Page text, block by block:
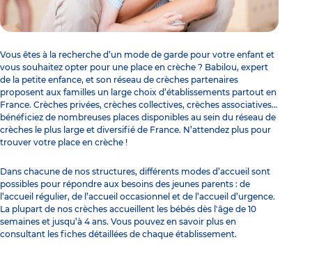
Vous êtes à la recherche d’un mode de garde pour votre enfant et
vous souhaitez opter pour une place en crèche ? Babilou, expert
de la petite enfance, et son réseau de crèches partenaires
proposent aux familles un large choix d’établissements partout en
France. Crèches privées, crèches collectives, crèches associatives…
bénéficiez de nombreuses places disponibles au sein du réseau de
crèches le plus large et diversifié de France. N’attendez plus pour
trouver votre place en crèche !
Dans chacune de nos structures, différents modes d’accueil sont
possibles pour répondre aux besoins des jeunes parents : de
l’accueil régulier, de l’accueil occasionnel et de l’accueil d’urgence.
La plupart de nos crèches accueillent les bébés dès l'âge de 10
semaines et jusqu’à 4 ans. Vous pouvez en savoir plus en
consultant les fiches détaillées de chaque établissement.